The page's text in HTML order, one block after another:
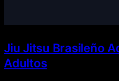
Jiu Jitsu Brasileño
Adultos